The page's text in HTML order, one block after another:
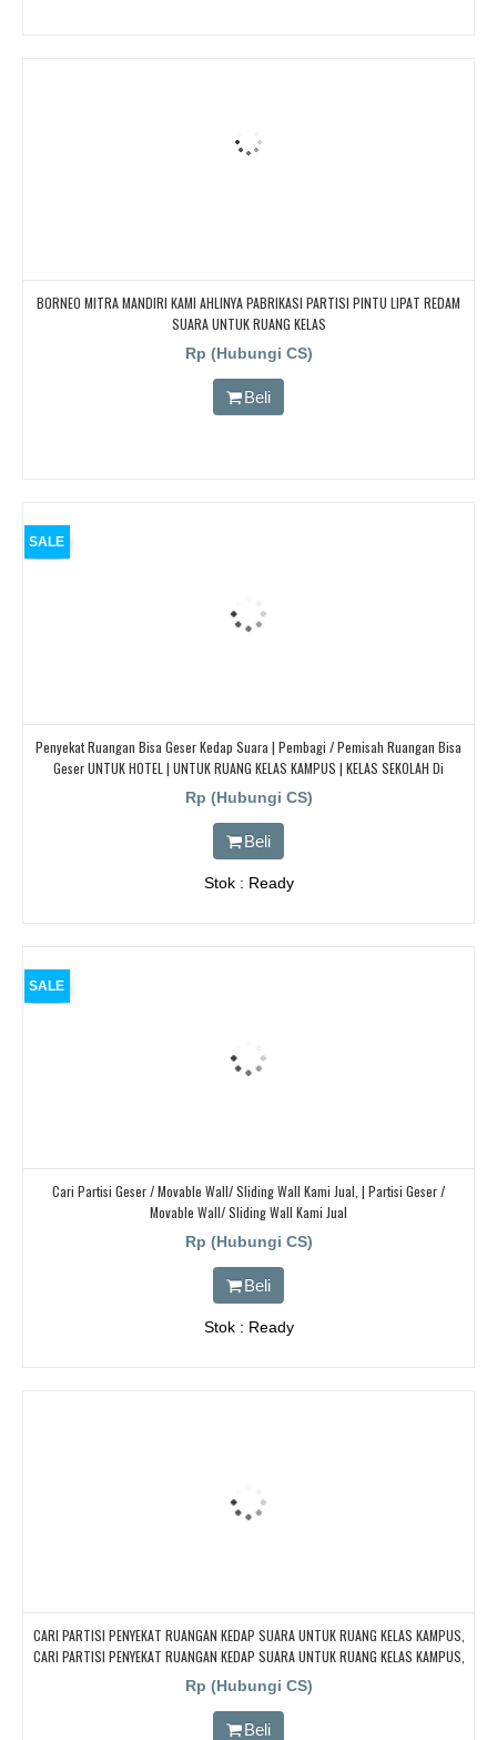
BORNEO MITRA MANDIRI KAMI AHLINYA PABRIKASI PARTISI PINTU LIPAT REDAM
SUARA UNTUK RUANG KELAS
Rp (Hubungi CS)
Beli
SALE
Penyekat Ruangan Bisa Geser Kedap Suara | Pembagi / Pemisah Ruangan Bisa
Geser UNTUK HOTEL | UNTUK RUANG KELAS KAMPUS | KELAS SEKOLAH Di
BANDUNG, JAKARTA, BEKASI, TANGERANG
Rp (Hubungi CS)
Beli
Stok : Ready
SALE
Cari Partisi Geser / Movable Wall/ Sliding Wall Kami Jual, | Partisi Geser /
Movable Wall/ Sliding Wall Kami Jual
Rp (Hubungi CS)
Beli
Stok : Ready
CARI PARTISI PENYEKAT RUANGAN KEDAP SUARA UNTUK RUANG KELAS KAMPUS,
CARI PARTISI PENYEKAT RUANGAN KEDAP SUARA UNTUK RUANG KELAS KAMPUS,
CARI PARTISI PENYEKAT RUANGAN KEDAP SUARA UNTUK RUANG KELAS KAMPUS,
CARI PARTISI PENYEKAT RUANGAN KEDAP SUARA UNTUK RUANG KELAS KAMPUS,
CARI PARTISI PENYEKAT RUANGAN KEDAP SUARA UNTUK RUANG KELAS KAMPUS
Rp (Hubungi CS)
Beli